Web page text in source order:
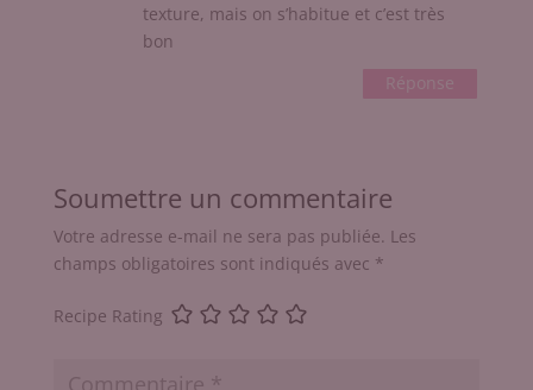
texture, mais on s’habitue et c’est très
bon
Réponse
Soumettre un commentaire
Votre adresse e-mail ne sera pas publiée. Les
champs obligatoires sont indiqués avec *
Recipe Rating